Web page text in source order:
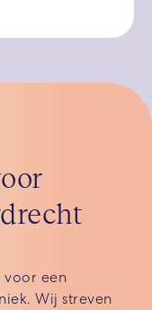
voor een
Wij streven